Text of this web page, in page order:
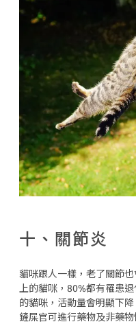
十、關節炎
貓咪跟人一樣，老了關節
上的貓咪，80%都有罹患
的貓咪，活動量會明顯下
鏟屎官可進行藥物及非藥物